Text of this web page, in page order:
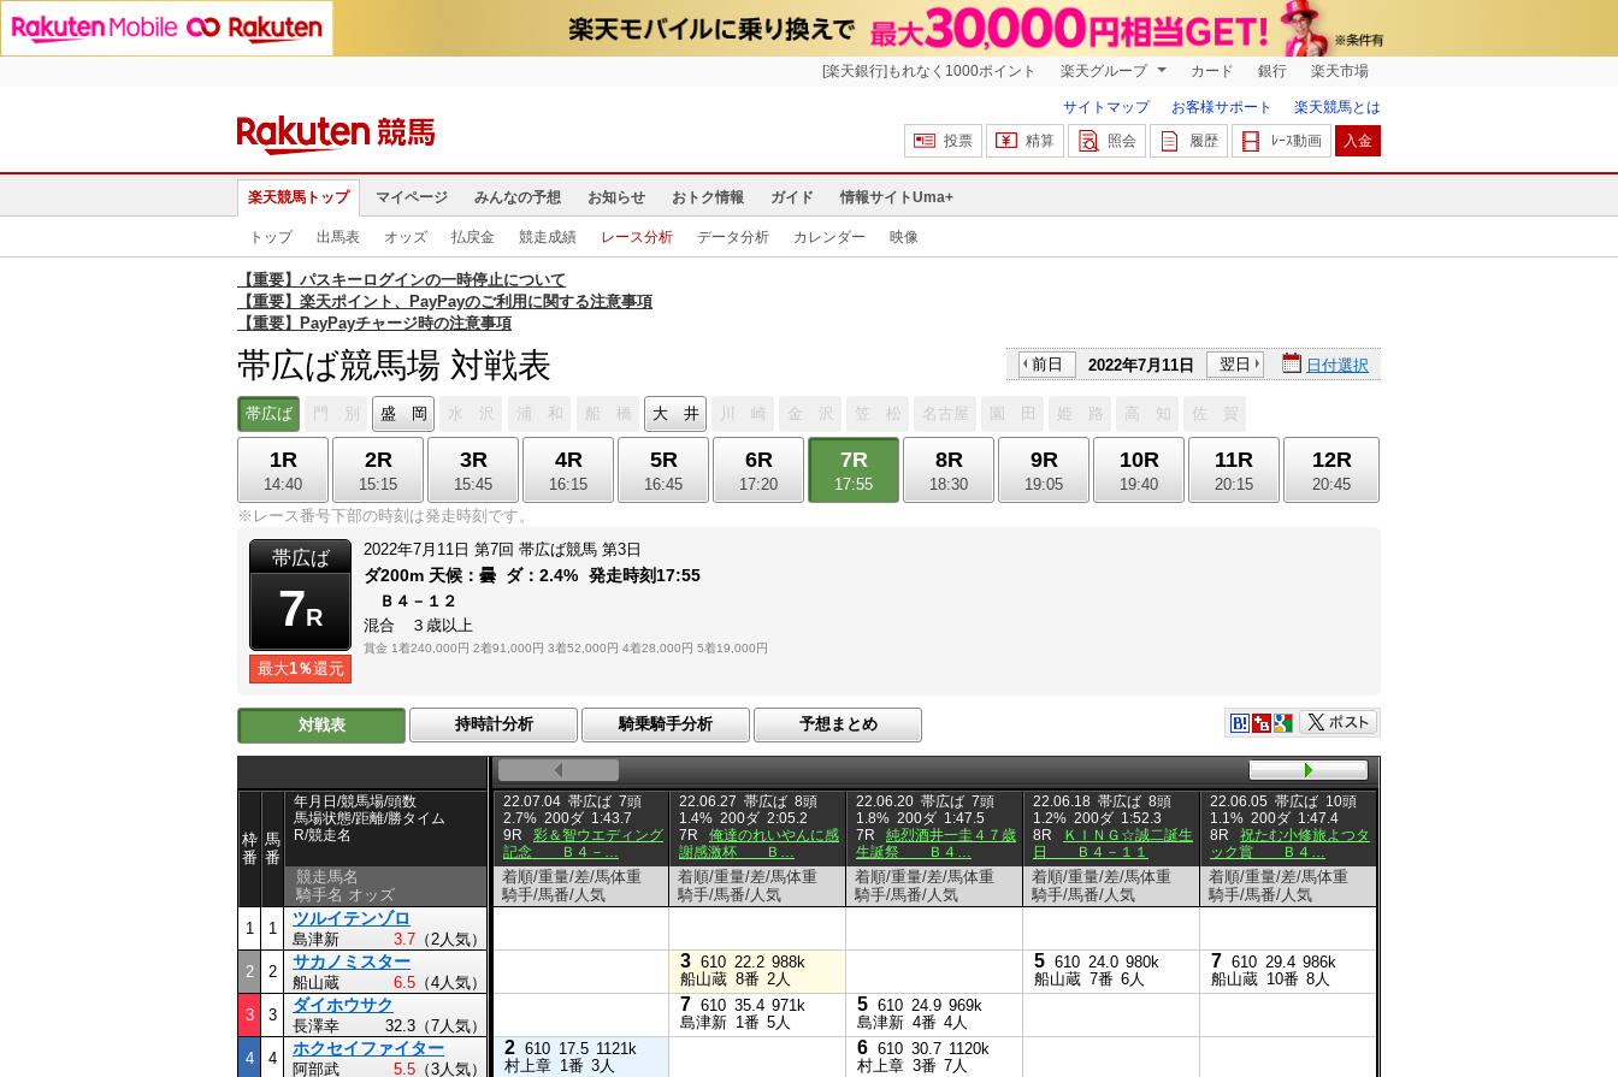
[楽天銀行]もれなく1000ポイント 楽天グループ カード 銀行 楽天市場
サイトマップ お客様サポート
楽天競馬とは
投票
精算 照会 履歴 ﾚｰｽ動画 入金
楽天競馬トップ マイページ みんなの予想 お知らせ おトク情報 ガイド 情報サイトUma+
トップ 出馬表 オッズ 払戻金 競走成績 レース分析 データ分析 カレンダー 映像
【重要】パスキーログインの一時停止について
【重要】楽天ポイント、PayPayのご利用に関する注意事項
【重要】PayPayチャージ時の注意事項
帯広ば競馬場 対戦表 前日 2022年7月11日 翌日 日付選択
帯広ば 門 別 盛 岡 水 沢 浦 和 船 橋 大 井 川 崎 金 沢 笠 松 名古屋 園 田 姫 路 高 知 佐 賀
1R
14:40
2R
15:15
3R
15:45
4R
16:15
5R
16:45
6R
17:20
7R
17:55
8R
18:30
9R
19:05
10R
19:40
11R
20:15
12R
20:45
※レース番号下部の時刻は発走時刻です。
帯広ば
7R
最大1％還元
2022年7月11日 第7回 帯広ば競馬 第3日
ダ200m 天候： 曇 ダ：2.4% 発走時刻17:55
Ｂ４－１２
混合 ３歳以上
賞金 1着240,000円 2着91,000円 3着52,000円 4着28,000円 5着19,000円
対戦表 持時計分析 騎乗騎手分析 予想まとめ
枠
番
馬
番
年月日/競馬場/頭数
馬場状態/距離/勝タイム
R/競走名
競走馬名
騎手名 オッズ
1
1
ツルイテンゾロ
島津新 3.7 （2人気）
2
2
サカノミスター
船山蔵 6.5 （4人気）
3
3
ダイホウサク
長澤幸
32.3（7人気）
4
4
ホクセイファイター
阿部武 5.5 （3人気）
22.07.04 帯広ば 7頭
2.7% 200ダ 1:43.7
9R
彩＆智ウエディング
記念 Ｂ４－…
22.06.27 帯広ば 8頭
1.4% 200ダ 2:05.2
7R
俺達のれいやんに感
謝感激杯 Ｂ…
22.06.20 帯広ば 7頭
1.8% 200ダ 1:47.5
7R
純烈酒井一圭４７歳
生誕祭 Ｂ４…
22.06.18 帯広ば 8頭
1.2% 200ダ 1:52.3
8R
ＫＩＮＧ☆誠二誕生
日 Ｂ４－１１
22.06.05 帯広ば 10頭
1.1% 200ダ 1:47.4
8R
祝たむ小修旅よつタ
ック賞 Ｂ４…
着順/重量/差/馬体重
騎手/馬番/人気
着順/重量/差/馬体重
騎手/馬番/人気
着順/重量/差/馬体重
騎手/馬番/人気
着順/重量/差/馬体重
騎手/馬番/人気
着順/重量/差/馬体重
騎手/馬番/人気
3 610 22.2 988k
船山蔵 8番 2人
5 610 24.0 980k
船山蔵 7番 6人
7 610 29.4 986k
船山蔵 10番 8人
7 610 35.4 971k
島津新 1番 5人
5 610 24.9 969k
島津新 4番 4人
2 610 17.5 1121k
村上章 1番 3人
6 610 30.7 1120k
村上章 3番 7人